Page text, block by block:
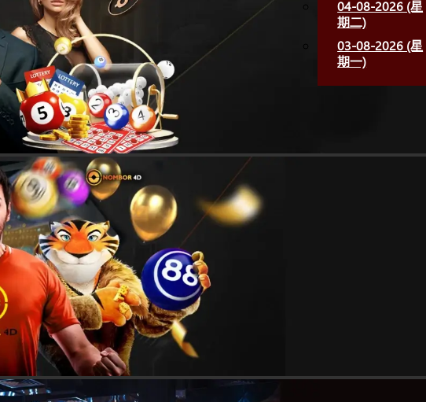
04-08-2026 (星
期二)
03-08-2026 (星
期一)